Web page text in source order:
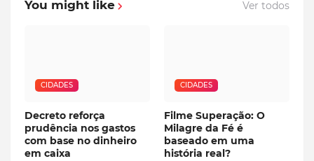
You might like Ver todos
CIDADES
Decreto reforça
prudência nos gastos
com base no dinheiro
em caixa
CIDADES
Filme Superação: O
Milagre da Fé é
baseado em uma
história real?